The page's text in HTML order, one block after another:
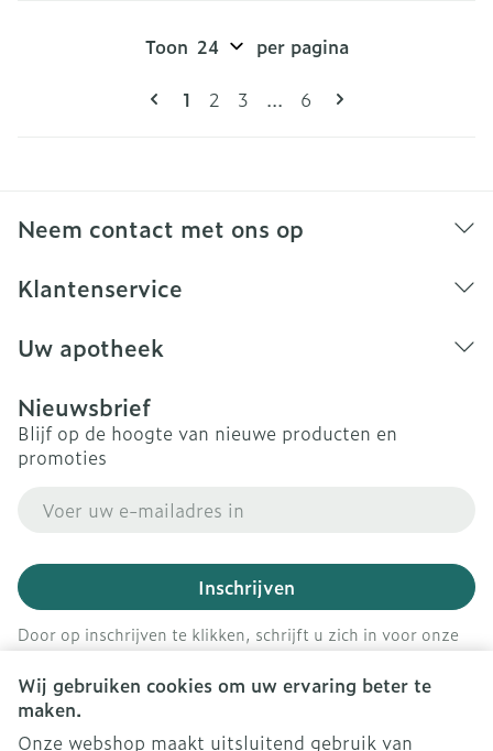
Wij gebruiken cookies om uw ervaring beter te
maken.
Onze webshop maakt uitsluitend gebruik van
Pagina's
U lees momenteel pagina
1 Pagina
2 Pagina
3 ... Pagina
6
Toon per pagina
Neem contact met ons op
Klantenservice
Uw apotheek
Nieuwsbrief
Blijf op de hoogte van nieuwe producten en
promoties
Inschrijven
Door op inschrijven te klikken, schrijft u zich in voor onze
nieuwsbrief en gaat u akkoord met onzeprivacy policy.